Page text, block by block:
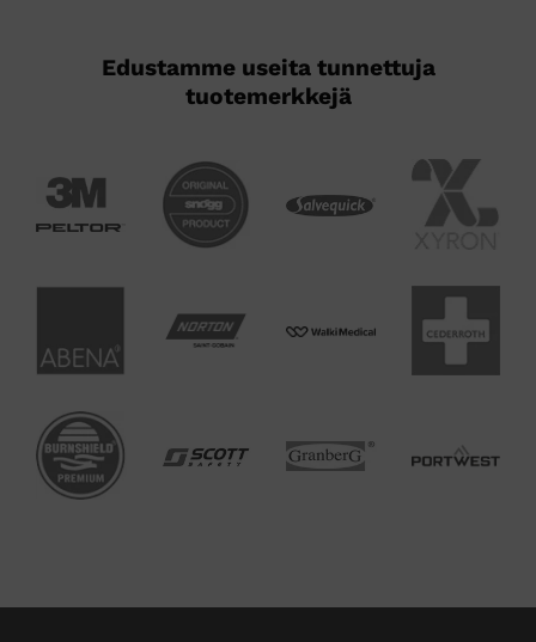
Edustamme useita tunnettuja
tuotemerkkejä